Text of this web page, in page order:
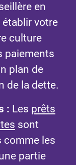
en
votre
culture
paiements
plan de
de la dette.
: Les prêts
sont
comme les
partie